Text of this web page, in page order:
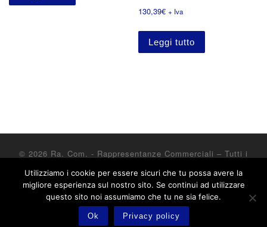
130,39€ + Iva
Leggi tutto
© 2026 Ra. Com. - Rappresentanze Commerciali – Tutti i
Powered byWP– Designed con il tema Customizr
Utilizziamo i cookie per essere sicuri che tu possa avere la
migliore esperienza sul nostro sito. Se continui ad utilizzare
questo sito noi assumiamo che tu ne sia felice.
Ok Privacy policy